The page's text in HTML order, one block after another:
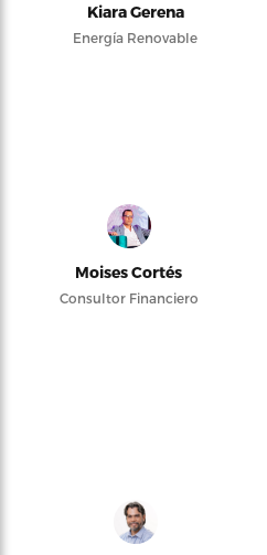
Kiara Gerena
Energía Renovable
Moises Cortés
Consultor Financiero